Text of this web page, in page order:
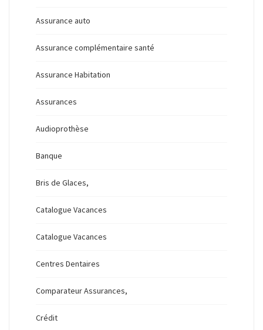
Assurance auto
Assurance complémentaire santé
Assurance Habitation
Assurances
Audioprothèse
Banque
Bris de Glaces,
Catalogue Vacances
Catalogue Vacances
Centres Dentaires
Comparateur Assurances,
Crédit